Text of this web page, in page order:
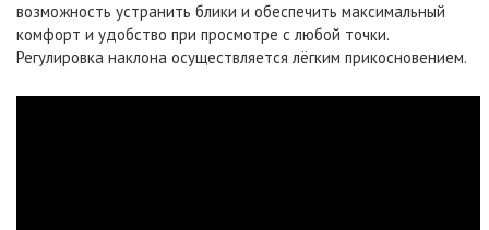
возможность устранить блики и обеспечить максимальный
комфорт и удобство при просмотре с любой точки.
Регулировка наклона осуществляется лёгким прикосновением.